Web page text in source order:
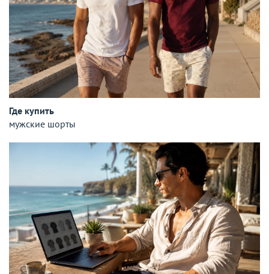
Где купить
мужские шорты